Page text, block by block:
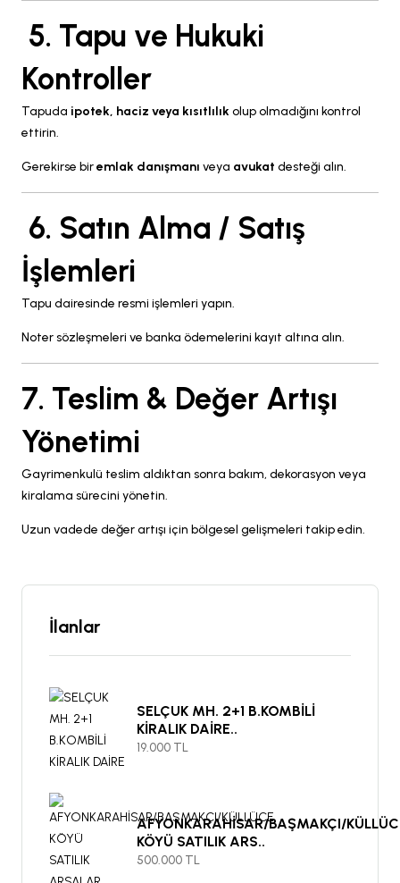
5. Tapu ve Hukuki
Kontroller
Tapuda ipotek, haciz veya kısıtlılık olup olmadığını kontrol
ettirin.
Gerekirse biremlak danışmanı veya avukat desteği alın.
6. Satın Alma / Satış
İşlemleri
Tapu dairesinde resmi işlemleri yapın.
Noter sözleşmeleri ve banka ödemelerini kayıt altına alın.
7. Teslim & Değer Artışı
Yönetimi
Gayrimenkulü teslim aldıktan sonra bakım, dekorasyon veya
kiralama sürecini yönetin.
Uzun vadede değer artışı için bölgesel gelişmeleri takip edin.
İlanlar
SELÇUK MH. 2+1 B.KOMBİLİ
KİRALIK DAİRE..
19.000 TL
AFYONKARAHİSAR/BAŞMAKÇI/
KÖYÜ SATILIK ARS..
500.000 TL